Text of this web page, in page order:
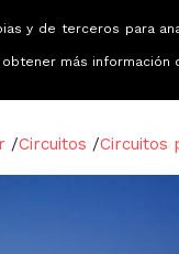
/Circuitos /Circuitos
y de terceros para
más información